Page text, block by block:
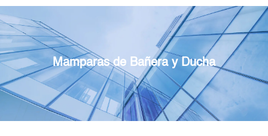
Mamparas de Bañera y Ducha